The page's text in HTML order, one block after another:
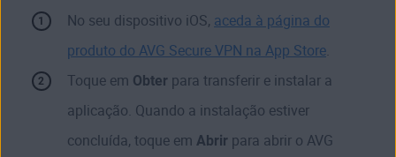
No seu dispositivo iOS, aceda à página do
produto do AVG Secure VPN na App Store.
Toque em Obter para transferir e instalar a
aplicação. Quando a instalação estiver
concluída, toque em Abrir para abrir o AVG